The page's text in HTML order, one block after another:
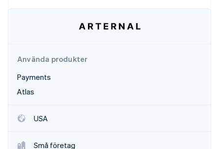
Använda produkter
Payments
Atlas
USA
Små företag